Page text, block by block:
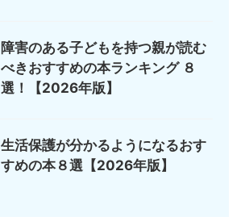
障害のある子どもを持つ親が読む
べきおすすめの本ランキング ８
選！【2026年版】
生活保護が分かるようになるおす
すめの本８選【2026年版】